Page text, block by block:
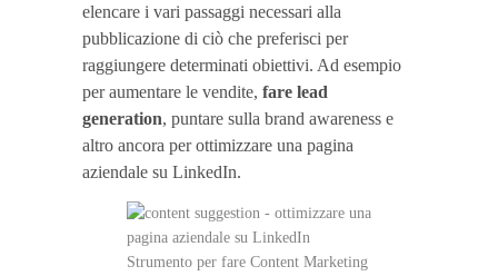
elencare i vari passaggi necessari alla
pubblicazione di ciò che preferisci per
raggiungere determinati obiettivi. Ad esempio
per aumentare le vendite, fare lead
generation, puntare sulla brand awareness e
altro ancora per ottimizzare una pagina
aziendale su LinkedIn.
Strumento per fare Content Marketing